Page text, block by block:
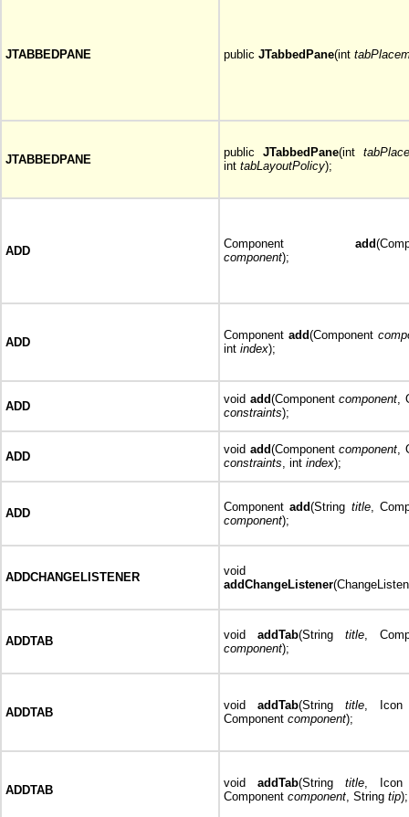
JTABBEDPANE public JTabbedPane(int
JTABBEDPANE
public JTabbedPane(int
int tabLayoutPolicy);
ADD
Component add
component);
ADD
Component add(Component
int index);
ADD
void add(Componentcomponent,
constraints);
ADD
void add(Componentcomponent,
constraints, int index);
ADD Componentadd(String title,
component);
ADDCHANGELISTENER
void
addChangeListener
ADDTAB void addTab(String title,
component);
ADDTAB
void addTab(String title,
Component component);
ADDTAB
void addTab(String title,
Component component, String tip);